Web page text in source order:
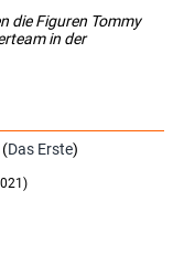
die Figuren Tommy
in der
(Das Erste)